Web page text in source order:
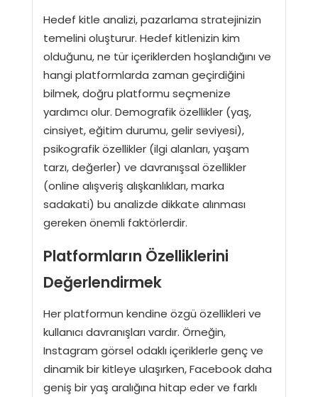
Hedef kitle analizi, pazarlama stratejinizin
temelini oluşturur. Hedef kitlenizin kim
olduğunu, ne tür içeriklerden hoşlandığını ve
hangi platformlarda zaman geçirdiğini
bilmek, doğru platformu seçmenize
yardımcı olur. Demografik özellikler (yaş,
cinsiyet, eğitim durumu, gelir seviyesi),
psikografik özellikler (ilgi alanları, yaşam
tarzı, değerler) ve davranışsal özellikler
(online alışveriş alışkanlıkları, marka
sadakati) bu analizde dikkate alınması
gereken önemli faktörlerdir.
Platformların Özelliklerini
Değerlendirmek
Her platformun kendine özgü özellikleri ve
kullanıcı davranışları vardır. Örneğin,
Instagram görsel odaklı içeriklerle genç ve
dinamik bir kitleye ulaşırken, Facebook daha
geniş bir yaş aralığına hitap eder ve farklı